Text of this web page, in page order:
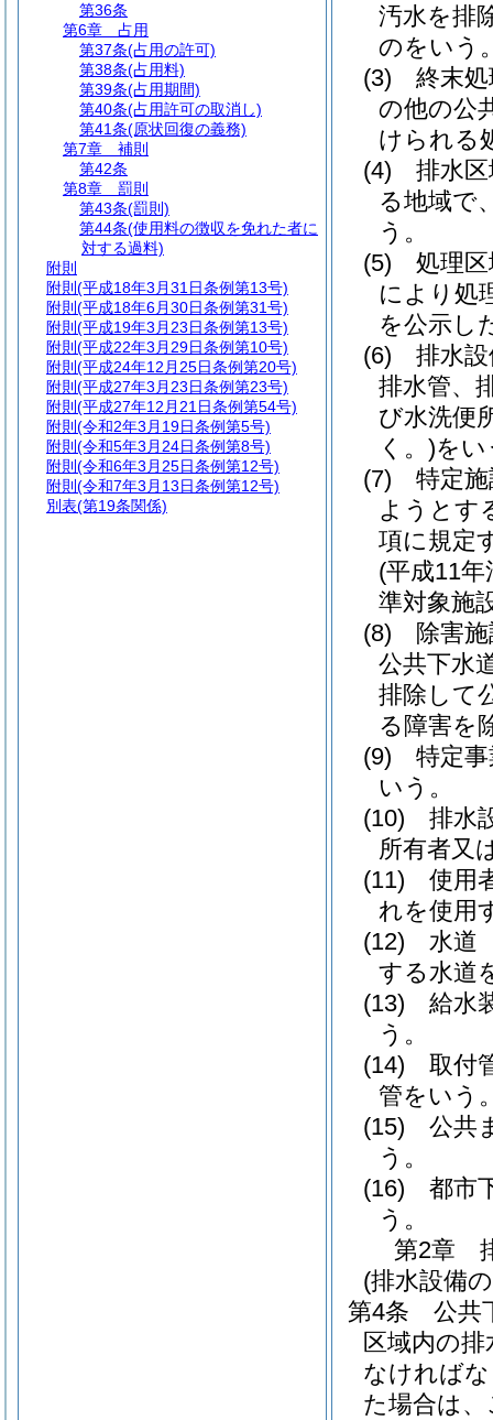
汚水を排
のをいう
(3)
終末
の他の公
けられる
(4)
排水
る地域で
う。
(5)
処理
により処
を公示し
(6)
排水
排水管、
び水洗便
く。)をい
(7)
特定
ようとす
項に規定
(平成11
準対象施
(8)
除害
公共下水
排除して
る障害を
(9)
特定
いう。
(10)
排水
所有者又
(11)
使用
れを使用
(12)
水道
する水道
(13)
給水
う。
(14)
取付
管をいう
(15)
公共
う。
(16)
都市
う。
第2章
(排水設備
第4条
公共
区域内の
なければ
た場合は
第36条
第6章
占用
第37条(占用の許可)
第38条(占用料)
第39条(占用期間)
第40条(占用許可の取消し)
第41条(原状回復の義務)
第7章
補則
第42条
第8章
罰則
第43条(罰則)
第44条(使用料の徴収を免れた者に
対する過料)
附則
附則 (平成18年3月31日条例第13号)
附則 (平成18年6月30日条例第31号)
附則 (平成19年3月23日条例第13号)
附則 (平成22年3月29日条例第10号)
附則 (平成24年12月25日条例第20号)
附則 (平成27年3月23日条例第23号)
附則 (平成27年12月21日条例第54号)
附則 (令和2年3月19日条例第5号)
附則 (令和5年3月24日条例第8号)
附則 (令和6年3月25日条例第12号)
附則 (令和7年3月13日条例第12号)
別表(第19条関係)